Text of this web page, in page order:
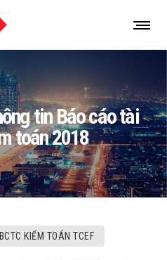
tin Báo cáo tài
toán 2018
BCTC KIỂM TOÁN TCEF